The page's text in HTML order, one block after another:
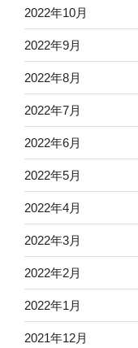
2022年10月
2022年9月
2022年8月
2022年7月
2022年6月
2022年5月
2022年4月
2022年3月
2022年2月
2022年1月
2021年12月